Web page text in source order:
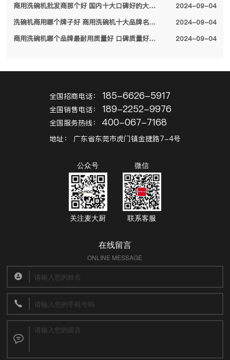
商用洗碗机批发商那个好 国内十大口碑好的大型商用洗碗机厂家名单2024
2024-09-04
洗碗机商用哪个牌子好 商用洗碗机十大品牌名单2024
2024-09-04
商用洗碗机哪个品牌最耐用质量好 口碑质量好的十大商用洗碗机品牌2024
2024-09-04
全国招商电话： 185-6626-5917
全国销售电话： 189-2252-9976
全国服务热线： 400-067-7168
地址： 广东省东莞市虎门镇金捷路7-4号
公众号
关注麦大厨
微信
联系客服
在线留言
ONLINE MESSAGE